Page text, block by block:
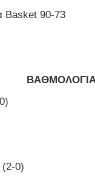
Basket 90-73
(2-0)